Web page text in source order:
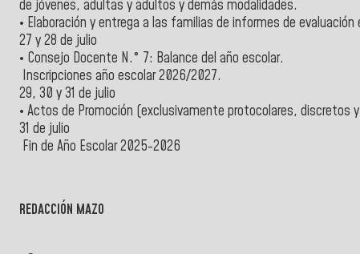
de jóvenes, adultas y adultos y demás modalidades.
• Elaboración y entrega a las familias de informes de
27 y 28 de julio
• Consejo Docente N.° 7: Balance del año escolar.
Inscripciones año escolar 2026/2027.
29, 30 y 31 de julio
• Actos de Promoción (exclusivamente protocolares, discretos
31 de julio
Fin de Año Escolar 2025-2026
REDACCIÓN MAZO